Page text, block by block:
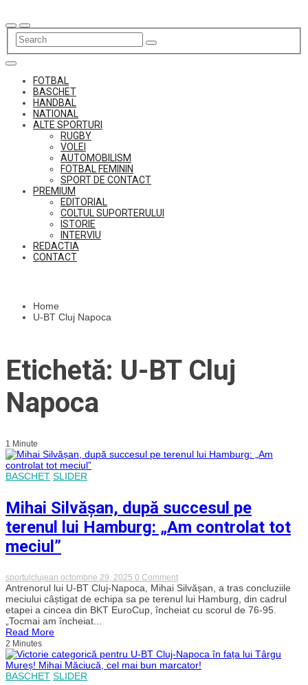
to
content
FOTBAL
BASCHET
HANDBAL
NATIONAL
ALTE SPORTURI
RUGBY
VOLEI
AUTOMOBILISM
FOTBAL FEMININ
SPORT DE CONTACT
PREMIUM
EDITORIAL
COLTUL SUPORTERULUI
ISTORIE
INTERVIU
REDACTIA
CONTACT
Home
U-BT Cluj Napoca
Etichetă: U-BT Cluj
Napoca
1 Minute
BASCHET SLIDER
Mihai Silvășan, după succesul pe
terenul lui Hamburg: „Am controlat tot
meciul”
sportulclujean octombrie 29, 2025 0 Commenton
Mihai
Silvășan,
după
succesul
Hamburg:
„Am
controlat
Antrenorul lui U-BT Cluj-Napoca, Mihai Silvășan, a tras concluziile
meciului câștigat de echipa sa pe terenul lui Hamburg, din cadrul
etapei a cincea din BKT EuroCup, încheiat cu scorul de 76-95.
„Tocmai am încheiat...
Read More
2 Minutes
BASCHET SLIDER